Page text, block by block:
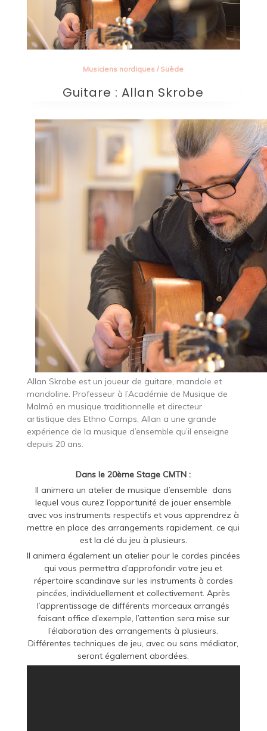
Musiciens nordiques / Suède
Guitare : Allan Skrobe
Allan Skrobe est un joueur de guitare, mandole et
mandoline. Professeur à l’Académie de Musique de
Malmö en musique traditionnelle et directeur
artistique des Ethno Camps, Allan a une grande
expérience de la musique d’ensemble qu’il enseigne
depuis 20 ans.
Dans le 20ème Stage CMTN :
Il animera un atelier de musique d’ensemble dans
lequel vous aurez l’opportunité de jouer ensemble
avec vos instruments respectifs et vous apprendrez à
mettre en place des arrangements rapidement, ce qui
est la clé du jeu à plusieurs.
Il animera également un atelier pour le cordes pincées
qui vous permettra d’approfondir votre jeu et
répertoire scandinave sur les instruments à cordes
pincées, individuellement et collectivement. Après
l’apprentissage de différents morceaux arrangés
faisant office d’exemple, l’attention sera mise sur
l’élaboration des arrangements à plusieurs.
Différentes techniques de jeu, avec ou sans médiator,
seront également abordées.